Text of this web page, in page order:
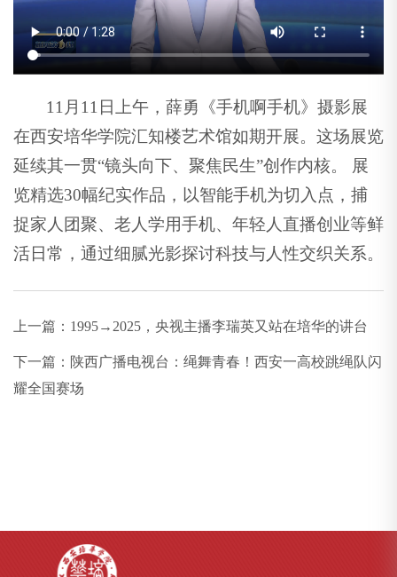
11月11日上午，薛勇《手机啊手机》摄影展
在西安培华学院汇知楼艺术馆如期开展。这场展览
延续其一贯“镜头向下、聚焦民生”创作内核。 展
览精选30幅纪实作品，以智能手机为切入点，捕
捉家人团聚、老人学用手机、年轻人直播创业等鲜
活日常，通过细腻光影探讨科技与人性交织关系。
上一篇： 1995→2025，央视主播李瑞英又站在培华的讲台
下一篇： 陕西广播电视台：绳舞青春！西安一高校跳绳队闪
耀全国赛场